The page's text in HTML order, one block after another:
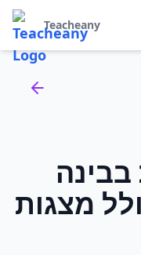
Teacheany
Back to tools
בבינה
מצגות